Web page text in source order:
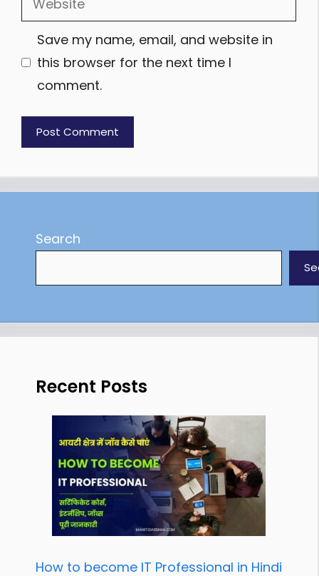
Save my name, email, and website in
this browser for the next time I
comment.
Search
Recent Posts
How to become IT Professional in Hindi